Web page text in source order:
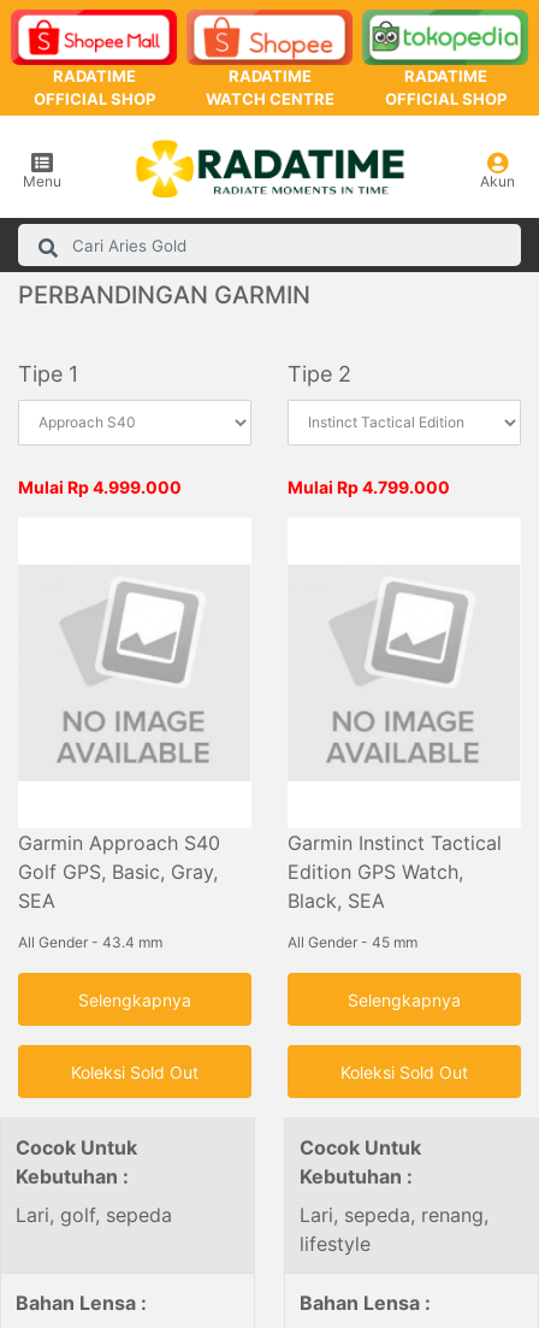
RADATIME
OFFICIAL SHOP
RADATIME
WATCH CENTRE
RADATIME
OFFICIAL SHOP
Menu Akun
PERBANDINGAN GARMIN
Tipe 1 Tipe 2
Mulai Rp 4.999.000
Garmin Approach S40
Golf GPS, Basic, Gray,
SEA
All Gender - 43.4 mm
Selengkapnya
Koleksi Sold Out
Mulai Rp 4.799.000
Garmin Instinct Tactical
Edition GPS Watch,
Black, SEA
All Gender - 45 mm
Selengkapnya
Koleksi Sold Out
Cocok Untuk
Kebutuhan :
Lari, golf, sepeda
Cocok Untuk
Kebutuhan :
Lari, sepeda, renang,
lifestyle
Bahan Lensa :
Bahan Lensa :